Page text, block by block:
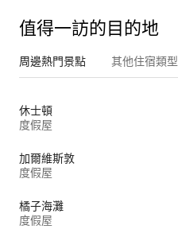
值得一訪的目的地
周邊熱門景點 其他住宿類型
休士頓
度假屋
加爾維斯敦
度假屋
橘子海灘
度假屋